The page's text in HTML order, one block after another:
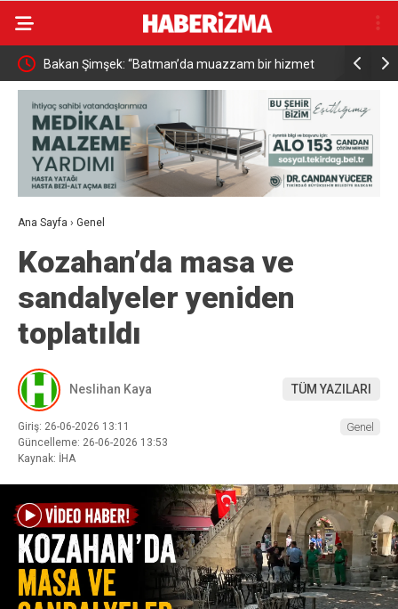
Resul Dindar ve Ümit Yaşar, Kastamonu’da binlerce
vatandaşa unutulmaz bir gece yaşattı
Ana Sayfa › Genel
Kozahan’da masa ve
sandalyeler yeniden
toplatıldı
Neslihan Kaya TÜM YAZILARI
Giriş: 26-06-2026 13:11
Güncelleme: 26-06-2026 13:53
Kaynak: İHA
Genel